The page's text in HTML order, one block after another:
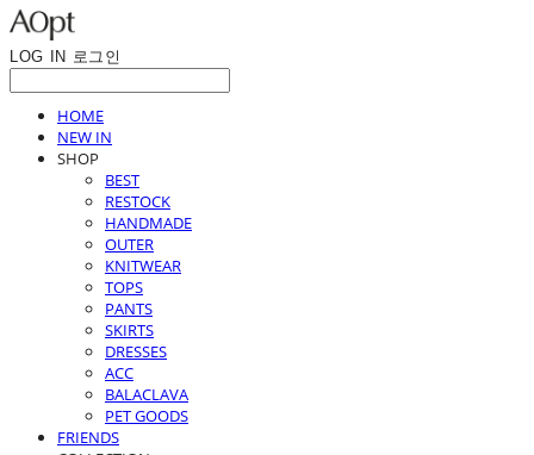
LOG IN 로그인
HOME
NEW IN
SHOP
BEST
RESTOCK
HANDMADE
OUTER
KNITWEAR
TOPS
PANTS
SKIRTS
DRESSES
ACC
BALACLAVA
PET GOODS
FRIENDS